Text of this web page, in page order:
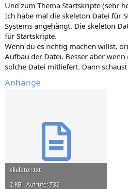
Und zum Thema Startskripte (sehr
Ich habe mal die skeleton Datei für
Systems angehängt. Die skeleton
für Startskripte.
Wenn du es richtig machen willst,
Aufbau der Datei. Besser aber
solche Datei mitliefert. Dann
Anhänge
skeleton.txt
2 KB · Aufrufe: 732